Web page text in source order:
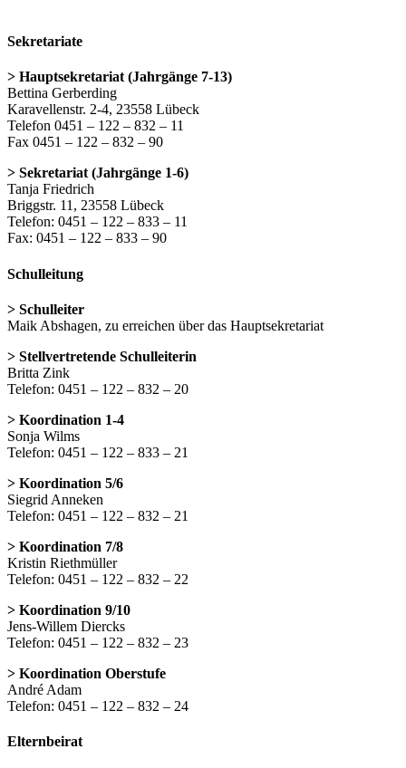
Sekretariate
> Hauptsekretariat (Jahrgänge 7-13)
Bettina Gerberding
Karavellenstr. 2-4, 23558 Lübeck
Telefon 0451 – 122 – 832 – 11
Fax 0451 – 122 – 832 – 90
> Sekretariat (Jahrgänge 1-6)
Tanja Friedrich
Briggstr. 11, 23558 Lübeck
Telefon: 0451 – 122 – 833 – 11
Fax: 0451 – 122 – 833 – 90
Schulleitung
> Schulleiter
Maik Abshagen, zu erreichen über das Hauptsekretariat
> Stellvertretende Schulleiterin
Britta Zink
Telefon: 0451 – 122 – 832 – 20
> Koordination 1-4
Sonja Wilms
Telefon: 0451 – 122 – 833 – 21
> Koordination 5/6
Siegrid Anneken
Telefon: 0451 – 122 – 832 – 21
> Koordination 7/8
Kristin Riethmüller
Telefon: 0451 – 122 – 832 – 22
> Koordination 9/10
Jens-Willem Diercks
Telefon: 0451 – 122 – 832 – 23
> Koordination Oberstufe
André Adam
Telefon: 0451 – 122 – 832 – 24
Elternbeirat